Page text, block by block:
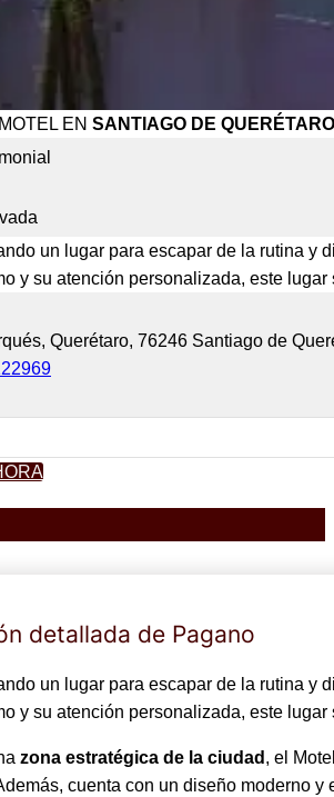
EN SANTIAGO DE QUERÉTARO
un lugar para escapar de la rutina y
y su atención personalizada, este
Querétaro, 76246 Santiago de
detallada de Pagano
un lugar para escapar de la rutina y
y su atención personalizada, este
zona estratégica de la ciudad , el
cuenta con un diseño moderno